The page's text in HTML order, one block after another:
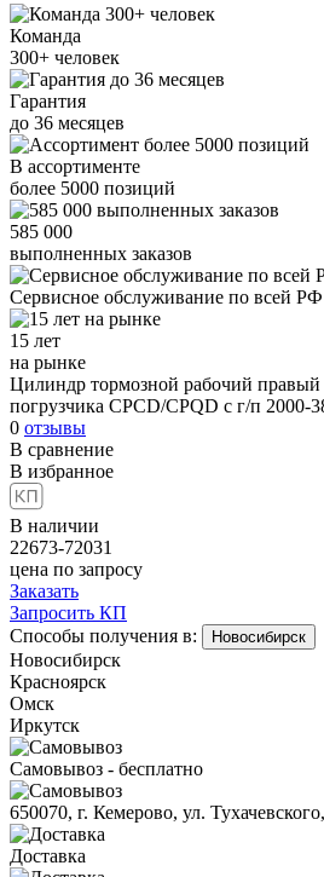
Команда
300+ человек
Гарантия
до 36 месяцев
В ассортименте
более 5000 позиций
585 000
выполненных заказов
Сервисное обслуживание по всей РФ
15 лет
на рынке
Цилиндр тормозной рабочий правый
погрузчика CPCD/CPQD с г/п 2000-
0 отзывы
В сравнение
В избранное
В наличии
22673-72031
цена по запросу
Заказать
Запросить КП
Способы получения в:
Новосибирск
Новосибирск
Красноярск
Омск
Иркутск
Самовывоз - бесплатно
650070, г. Кемерово, ул.
Доставка